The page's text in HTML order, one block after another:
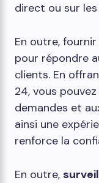
direct ou sur
En outre, fournir
pour répondre
clients. En
24, vous
demandes et
ainsi une
renforce la
En outre,